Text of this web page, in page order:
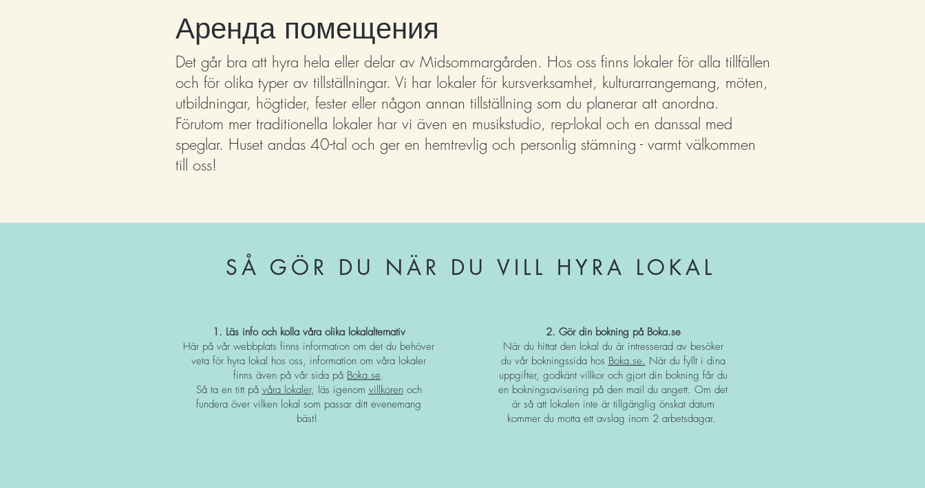
Аренда помещения
Det går bra att hyra hela eller delar av Midsommargården. Hos oss finns lokaler för alla tillfällen
och för olika typer av tillställningar. Vi har lokaler för kursverksamhet, kulturarrangemang, möten,
utbildningar, högtider, fester eller någon annan tillställning som du planerar att anordna.
Förutom mer traditionella lokaler har vi även en musikstudio, rep-lokal och en danssal med
speglar. Huset andas 40-tal och ger en hemtrevlig och personlig stämning - varmt välkommen
till oss!
SÅ GÖR DU NÄR DU VILL HYRA LOKAL
1. Läs info och kolla våra olika lokalalternativ
Här på vår webbplats finns information om det du behöver
veta för hyra lokal hos oss, information om våra lokaler
finns även på vår sida på Boka.se.
Så ta en titt på våra lokaler, läs igenom villkorenoch
fundera över vilken lokal som passar ditt evenemang
bäst!
2. Gör din bokning på Boka.se
När du hittat den lokal du är intresserad av besöker
du vår bokningssida hos Boka.se. När du fyllt i dina
uppgifter, godkänt villkor och gjort din bokning får du
en bokningsavisering på den mail du angett. Om det
är så att lokalen inte är tillgänglig önskat datum
kommer du motta ett avslag inom 2 arbetsdagar.